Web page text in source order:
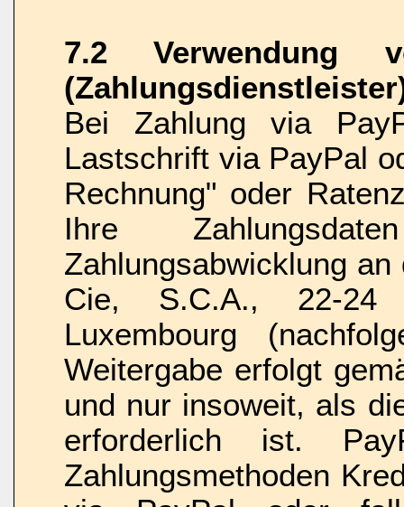
7.2 Verwendung
Bei Zahlung via
Lastschrift via PayPal
Rechnung" oder
Ihre
Zahlungsabwicklung
Cie, S.C.A., 22-24
Luxembourg
Weitergabe erfolgt
und nur insoweit, als
erforderlich ist.
Zahlungsmethoden